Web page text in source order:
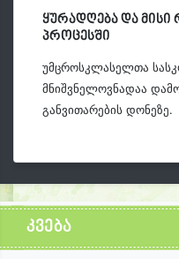
ყურადღება და
პროცესში
უმცროსკლასელთა
მნიშვნელოვნადაა
განვითარების დონეზე.
კვება